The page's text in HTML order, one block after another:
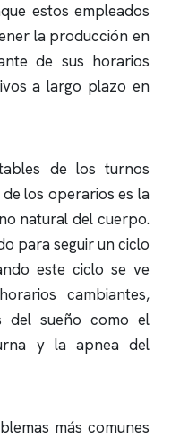
estos empleados
la producción en
de sus horarios
a largo plazo en
de los turnos
los operarios es la
natural del cuerpo.
para seguir un ciclo
este ciclo se ve
cambiantes,
del sueño como el
y la apnea del
más comunes